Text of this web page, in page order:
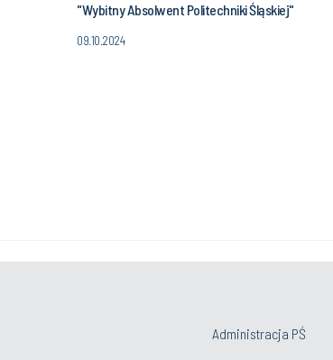
"Wybitny Absolwent Politechniki Śląskiej"
09.10.2024
Administracja PŚ